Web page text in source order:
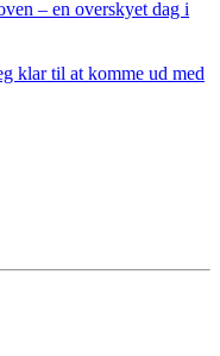
– en overskyet dag i
klar til at komme ud med